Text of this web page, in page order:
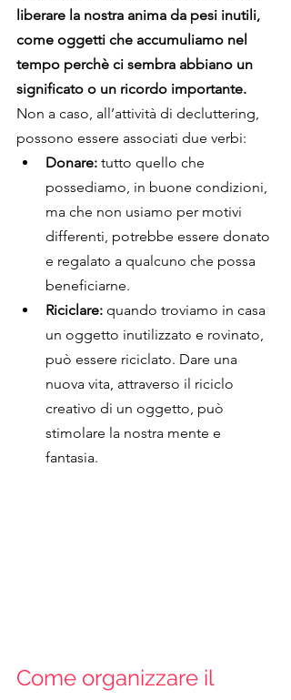
liberare la nostra anima da pesi inutili,
come oggetti che accumuliamo nel
tempo perchè ci sembra abbiano un
significato o un ricordo importante.
Non a caso, all’attività di decluttering,
possono essere associati due verbi:
Donare: tutto quello che
possediamo, in buone condizioni,
ma che non usiamo per motivi
differenti, potrebbe essere donato
e regalato a qualcuno che possa
beneficiarne.
Riciclare: quando troviamo in casa
un oggetto inutilizzato e rovinato,
può essere riciclato. Dare una
nuova vita, attraverso il riciclo
creativo di un oggetto, può
stimolare la nostra mente e
fantasia.
Come organizzare il